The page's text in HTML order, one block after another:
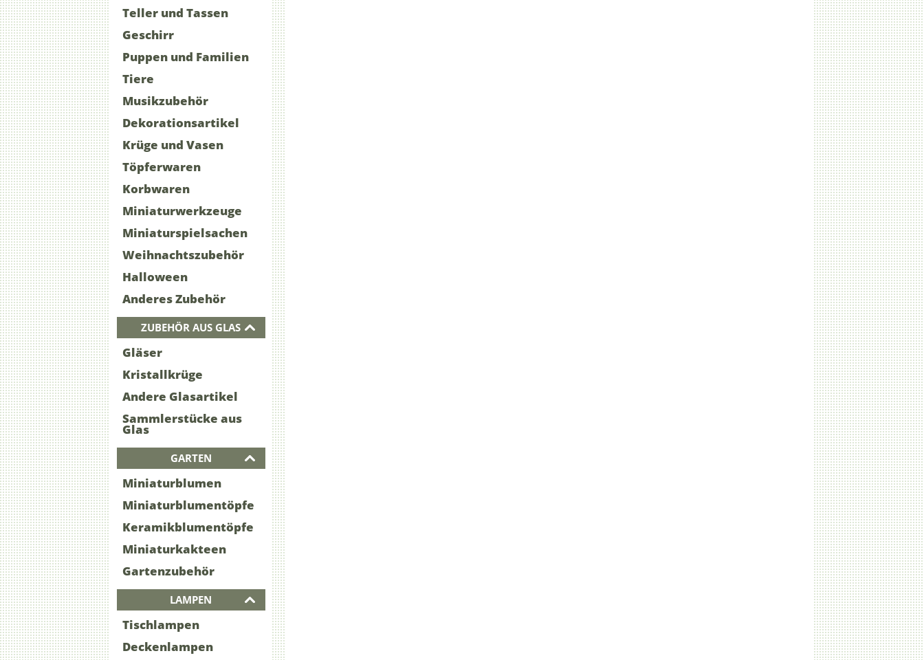
Teller und Tassen
Geschirr
Puppen und Familien
Tiere
Musikzubehör
Dekorationsartikel
Krüge und Vasen
Töpferwaren
Korbwaren
Miniaturwerkzeuge
Miniaturspielsachen
Weihnachtszubehör
Halloween
Anderes Zubehör
ZUBEHÖR AUS GLAS
Gläser
Kristallkrüge
Andere Glasartikel
Sammlerstücke aus
Glas
GARTEN
Miniaturblumen
Miniaturblumentöpfe
Keramikblumentöpfe
Miniaturkakteen
Gartenzubehör
LAMPEN
Tischlampen
Deckenlampen